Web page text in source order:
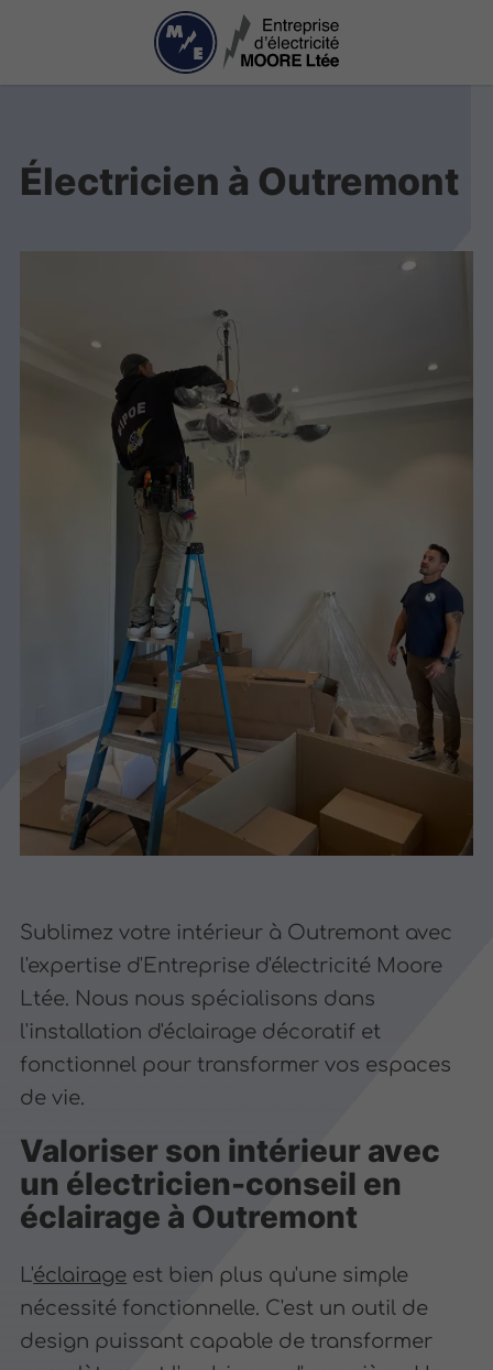
Électricien à Outremont
Sublimez votre intérieur à Outremont avec
l'expertise d'Entreprise d'électricité Moore
Ltée. Nous nous spécialisons dans
l'installation d'éclairage décoratif et
fonctionnel pour transformer vos espaces
de vie.
Valoriser son intérieur avec
un électricien-conseil en
éclairage à Outremont
L'éclairage est bien plus qu'une simple
nécessité fonctionnelle. C'est un outil de
design puissant capable de transformer